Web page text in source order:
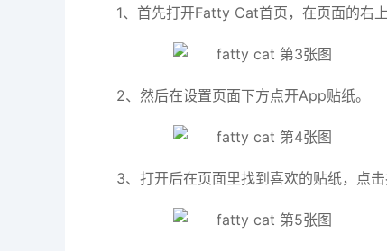
1、首先打开Fatty Cat首页，在页面的右上
2、然后在设置页面下方点开App贴纸。
3、打开后在页面里找到喜欢的贴纸，点击